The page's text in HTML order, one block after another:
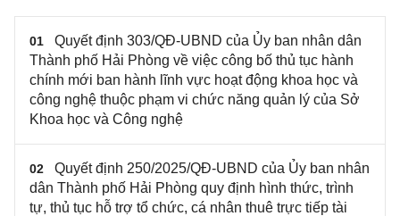
01
Quyết định 303/QĐ-UBND của Ủy ban nhân dân
Thành phố Hải Phòng về việc công bố thủ tục hành
chính mới ban hành lĩnh vực hoạt động khoa học và
công nghệ thuộc phạm vi chức năng quản lý của Sở
Khoa học và Công nghệ
02
Quyết định 250/2025/QĐ-UBND của Ủy ban nhân
dân Thành phố Hải Phòng quy định hình thức, trình
tự, thủ tục hỗ trợ tổ chức, cá nhân thuê trực tiếp tài